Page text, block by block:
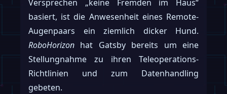
Versprechen „keine Fremden im Haus“
basiert, ist die Anwesenheit eines Remote-
Augenpaars ein ziemlich dicker Hund.
RoboHorizon hat Gatsby bereits um eine
Stellungnahme zu ihren Teleoperations-
Richtlinien und zum Datenhandling
gebeten.